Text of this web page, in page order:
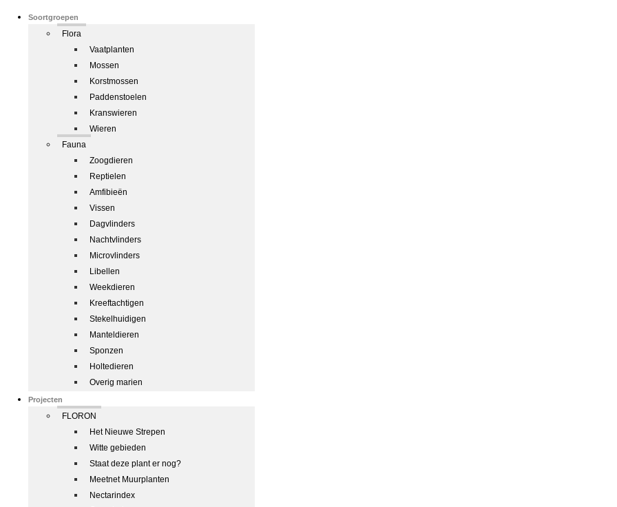
Soortgroepen
Flora
Vaatplanten
Mossen
Korstmossen
Paddenstoelen
Kranswieren
Wieren
Fauna
Zoogdieren
Reptielen
Amfibieën
Vissen
Dagvlinders
Nachtvlinders
Microvlinders
Libellen
Weekdieren
Kreeftachtigen
Stekelhuidigen
Manteldieren
Sponzen
Holtedieren
Overig marien
Projecten
FLORON
Het Nieuwe Strepen
Witte gebieden
Staat deze plant er nog?
Meetnet Muurplanten
Nectarindex